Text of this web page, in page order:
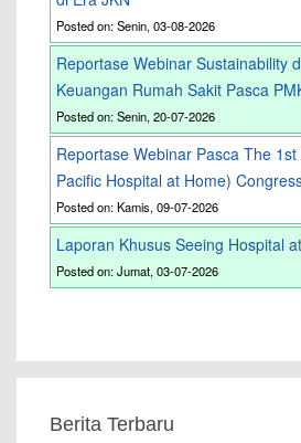
Posted on: Senin, 03-08-2026
Reportase Webinar Sustainability
Keuangan Rumah Sakit Pasca
Posted on: Senin, 20-07-2026
Reportase Webinar Pasca The
Pacific Hospital at Home)
Posted on: Kamis, 09-07-2026
Laporan Khusus Seeing Hospital
Posted on: Jumat, 03-07-2026
Berita Terbaru